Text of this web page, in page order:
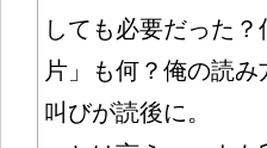
しても必要だった
片」も何？俺の読
叫びが読後に。